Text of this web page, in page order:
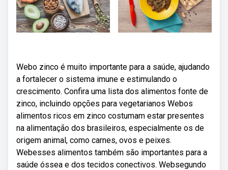
Webo zinco é muito importante para a saúde, ajudando
a fortalecer o sistema imune e estimulando o
crescimento. Confira uma lista dos alimentos fonte de
zinco, incluindo opções para vegetarianos Webos
alimentos ricos em zinco costumam estar presentes
na alimentação dos brasileiros, especialmente os de
origem animal, como carnes, ovos e peixes.
Webesses alimentos também são importantes para a
saúde óssea e dos tecidos conectivos. Websegundo